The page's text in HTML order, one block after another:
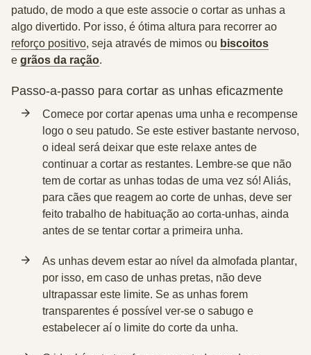
patudo, de modo a que este associe o cortar as unhas a
algo divertido. Por isso, é ótima altura para recorrer ao
reforço positivo, seja através de mimos ou biscoitos
e grãos da ração.
Passo-a-passo para cortar as unhas eficazmente
Comece por cortar apenas uma unha e recompense
logo o seu patudo. Se este estiver bastante nervoso,
o ideal será deixar que este relaxe antes de
continuar a cortar as restantes. Lembre-se que não
tem de cortar as unhas todas de uma vez só! Aliás,
para cães que reagem ao corte de unhas, deve ser
feito trabalho de habituação ao corta-unhas, ainda
antes de se tentar cortar a primeira unha.
As unhas devem estar ao nível da almofada plantar,
por isso, em caso de unhas pretas, não deve
ultrapassar este limite. Se as unhas forem
transparentes é possível ver-se o sabugo e
estabelecer aí o limite do corte da unha.